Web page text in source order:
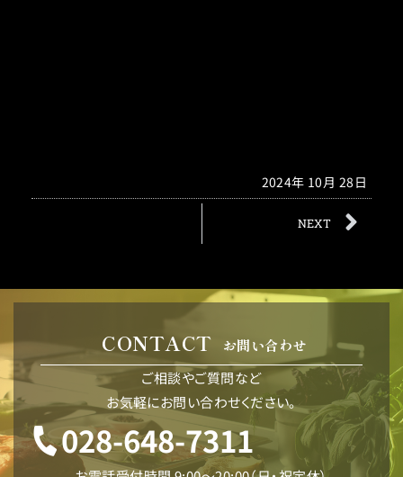
2024年 10月 28日
NEXT
CONTACT お問い合わせ
ご相談やご質問など
お気軽にお問い合わせください。
028-648-7311